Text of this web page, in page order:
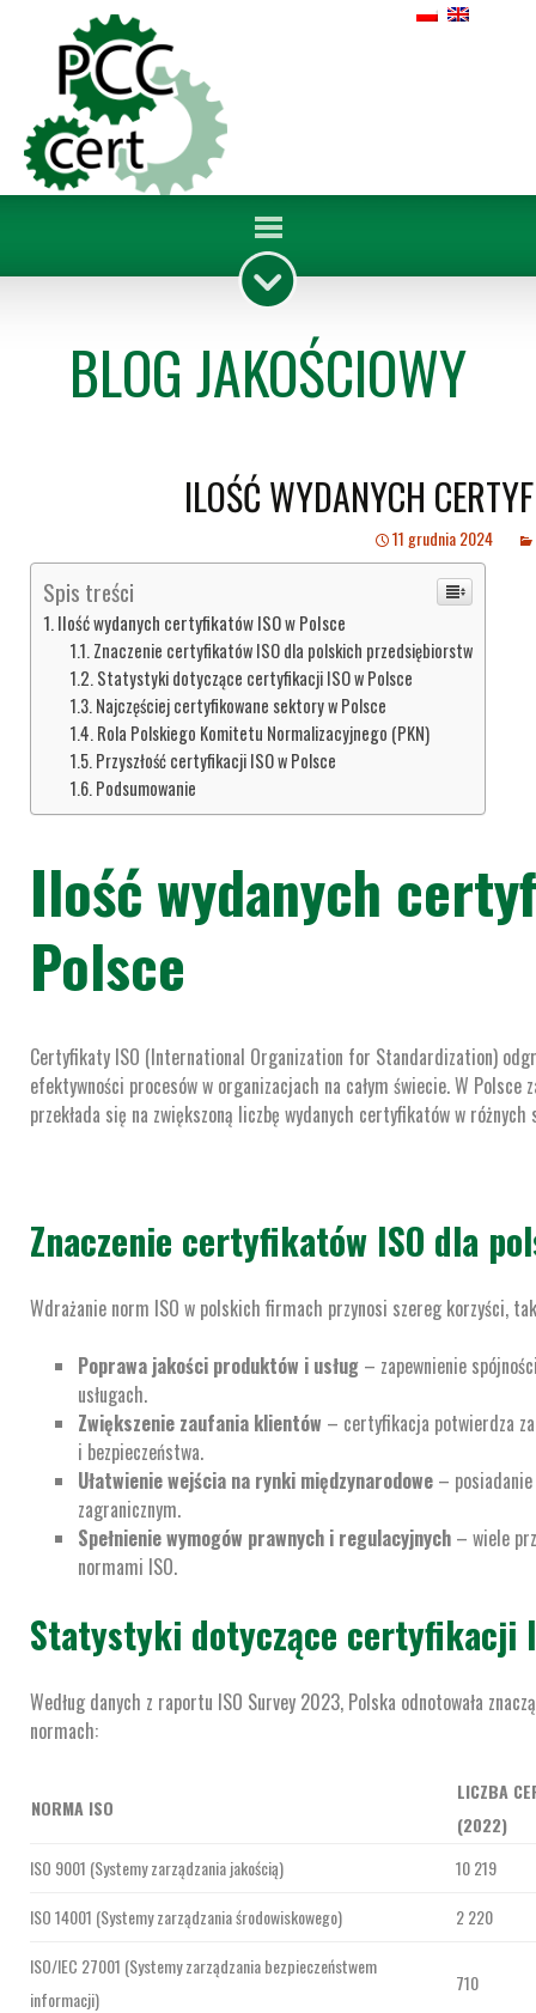
BLOG JAKOŚCIOWY
ILOŚĆ WYDANYCH
11 grudnia 2024
Spis treści
Ilość wydanych certyfikatów ISO w Polsce
Znaczenie certyfikatów ISO dla polskich przedsiębiorstw
Statystyki dotyczące certyfikacji ISO w Polsce
Najczęściej certyfikowane sektory w Polsce
Rola Polskiego Komitetu Normalizacyjnego (PKN)
Przyszłość certyfikacji ISO w Polsce
Podsumowanie
Ilość wydanych
Polsce
Certyfikaty ISO (International Organization for Standardization)
efektywności procesów w organizacjach na całym świecie. W
przekłada się na zwiększoną liczbę wydanych certyfikatów w
Znaczenie certyfikatów ISO dla
Wdrażanie norm ISO w polskich firmach przynosi szereg korzyści,
Poprawa jakości produktów i usług – zapewnienie
usługach.
Zwiększenie zaufania klientów – certyfikacja potwierdza
i bezpieczeństwa.
Ułatwienie wejścia na rynki międzynarodowe –
zagranicznym.
Spełnienie wymogów prawnych i regulacyjnych – wiele
normami ISO.
Statystyki dotyczące certyfikacji
Według danych z raportu ISO Survey 2023, Polska odnotowała
normach:
NORMA ISO
LICZBA
(2022)
ISO 9001 (Systemy zarządzania jakością)
10 219
ISO 14001 (Systemy zarządzania środowiskowego)
2 220
ISO/IEC 27001 (Systemy zarządzania bezpieczeństwem
informacji)
710